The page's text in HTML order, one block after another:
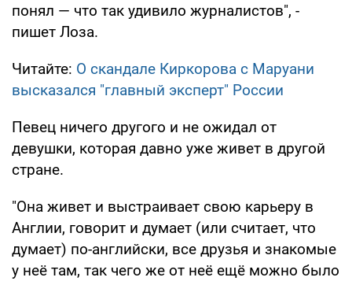
понял — что так удивило журналистов", -
пишет Лоза.
Читайте: О скандале Киркорова с Маруани
высказался "главный эксперт" России
Певец ничего другого и не ожидал от
девушки, которая давно уже живет в другой
стране.
"Она живет и выстраивает свою карьеру в
Англии, говорит и думает (или считает, что
думает) по-английски, все друзья и знакомые
у неё там, так чего же от неё ещё можно было